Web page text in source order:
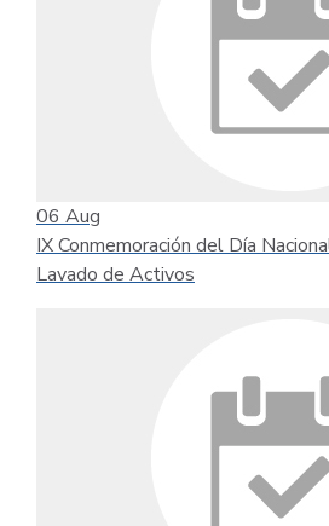
06 Aug
IX Conmemoración del Día
Lavado de Activos